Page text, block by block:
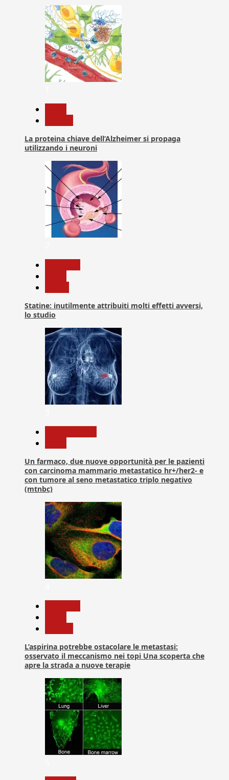
La proteina chiave dell’Alzheimer si propaga
utilizzando i neuroni
Statine: inutilmente attribuiti molti effetti avversi,
lo studio
Un farmaco, due nuove opportunità per le pazienti
con carcinoma mammario metastatico hr+/her2- e
con tumore al seno metastatico triplo negativo
(mtnbc)
L’aspirina potrebbe ostacolare le metastasi:
osservato il meccanismo nei topi Una scoperta che
apre la strada a nuove terapie